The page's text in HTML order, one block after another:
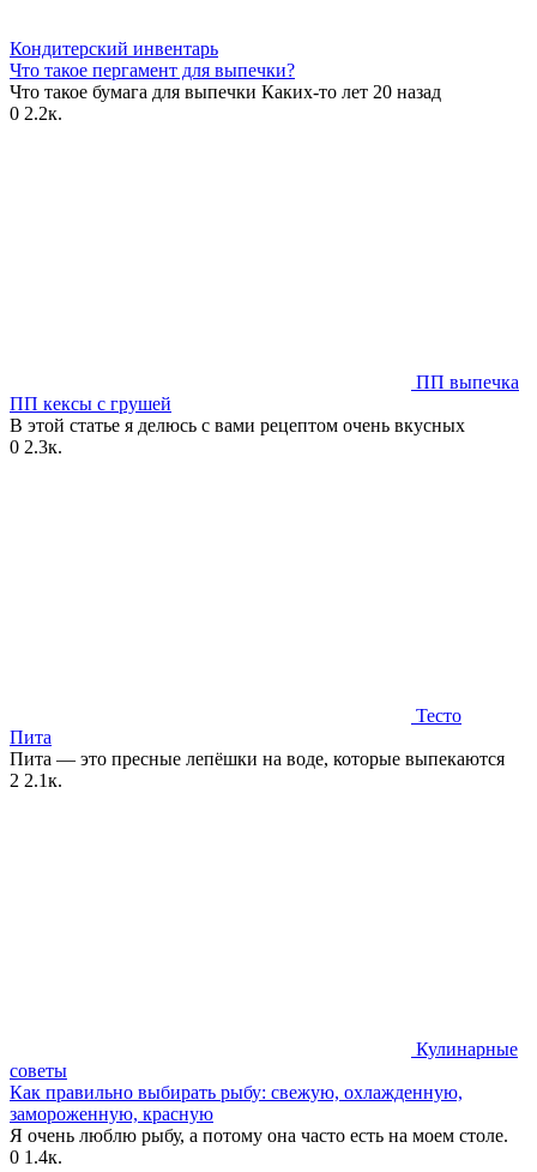
Кондитерский инвентарь
Что такое пергамент для выпечки?
Что такое бумага для выпечки Каких-то лет 20 назад
0 2.2к.
ПП выпечка
ПП кексы с грушей
В этой статье я делюсь с вами рецептом очень вкусных
0 2.3к.
Тесто
Пита
Пита — это пресные лепёшки на воде, которые выпекаются
2 2.1к.
Кулинарные
советы
Как правильно выбирать рыбу: свежую, охлажденную,
замороженную, красную
Я очень люблю рыбу, а потому она часто есть на моем столе.
0 1.4к.